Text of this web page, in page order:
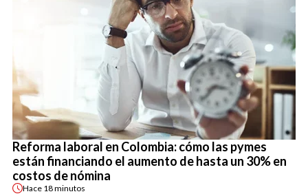
Reforma laboral en Colombia: cómo las pymes
están financiando el aumento de hasta un 30% en
costos de nómina
Hace 18 minutos